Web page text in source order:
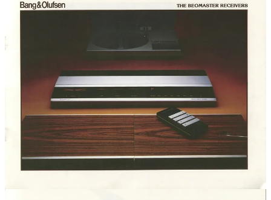
Escuchar música de 1950, redondeada, cálida, en un aparato que
parece venido del 2050, angulado y afilado. Y que ese dispositivo
no sea del futuro, sino que se diseñase hace 50 años. Te acercas, lo
acaricias. Cristal, leds rojos y aluminio. Solaris, Tron y un poco de
2001. Luego sientes la madera, sus poros cálidos y ligeramente
rugosos, el tacto del cartón y la tela de los altavoces, que se
estremecen cuando empiezan a cantar. Ahora entiendes por qué tiene